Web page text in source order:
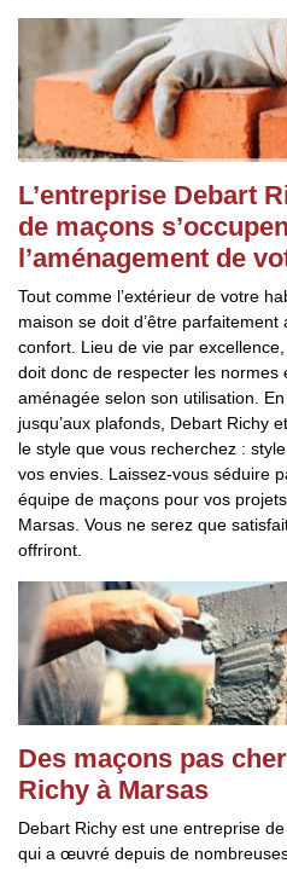
L’entreprise Debart
de maçons
l’aménagement de
Tout comme l’extérieur de votre
maison se doit d’être
confort. Lieu de vie par
doit donc de respecter les normes
aménagée selon son utilisation.
jusqu’aux plafonds, Debart Richy
le style que vous recherchez :
vos envies. Laissez-vous séduire
équipe de maçons pour vos
Marsas. Vous ne serez que
offriront.
Des maçons pas
Richy à Marsas
Debart Richy est une entreprise
qui a œuvré depuis de